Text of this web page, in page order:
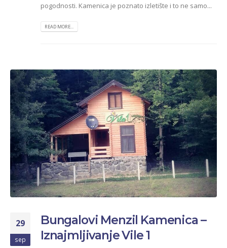
pogodnosti. Kamenica je poznato izletište i to ne samo...
READ MORE...
29
sep
Bungalovi Menzil Kamenica –
Iznajmljivanje Vile 1